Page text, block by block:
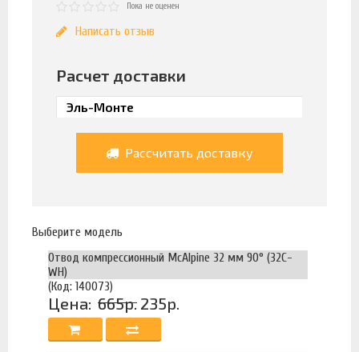
Пока не оценен
Написать отзыв
Расчет доставки
Рассчитать доставку
Выберите модель
Отвод компрессионный McAlpine 32 мм 90° (32C-
WH)
(Код: 140073)
Цена: 665р. 235р.